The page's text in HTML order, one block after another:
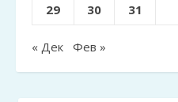
29 30 31
« Дек Фев »